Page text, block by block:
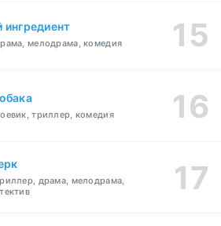
мелодрама, комедия
триллер, комедия
драма, мелодрама,